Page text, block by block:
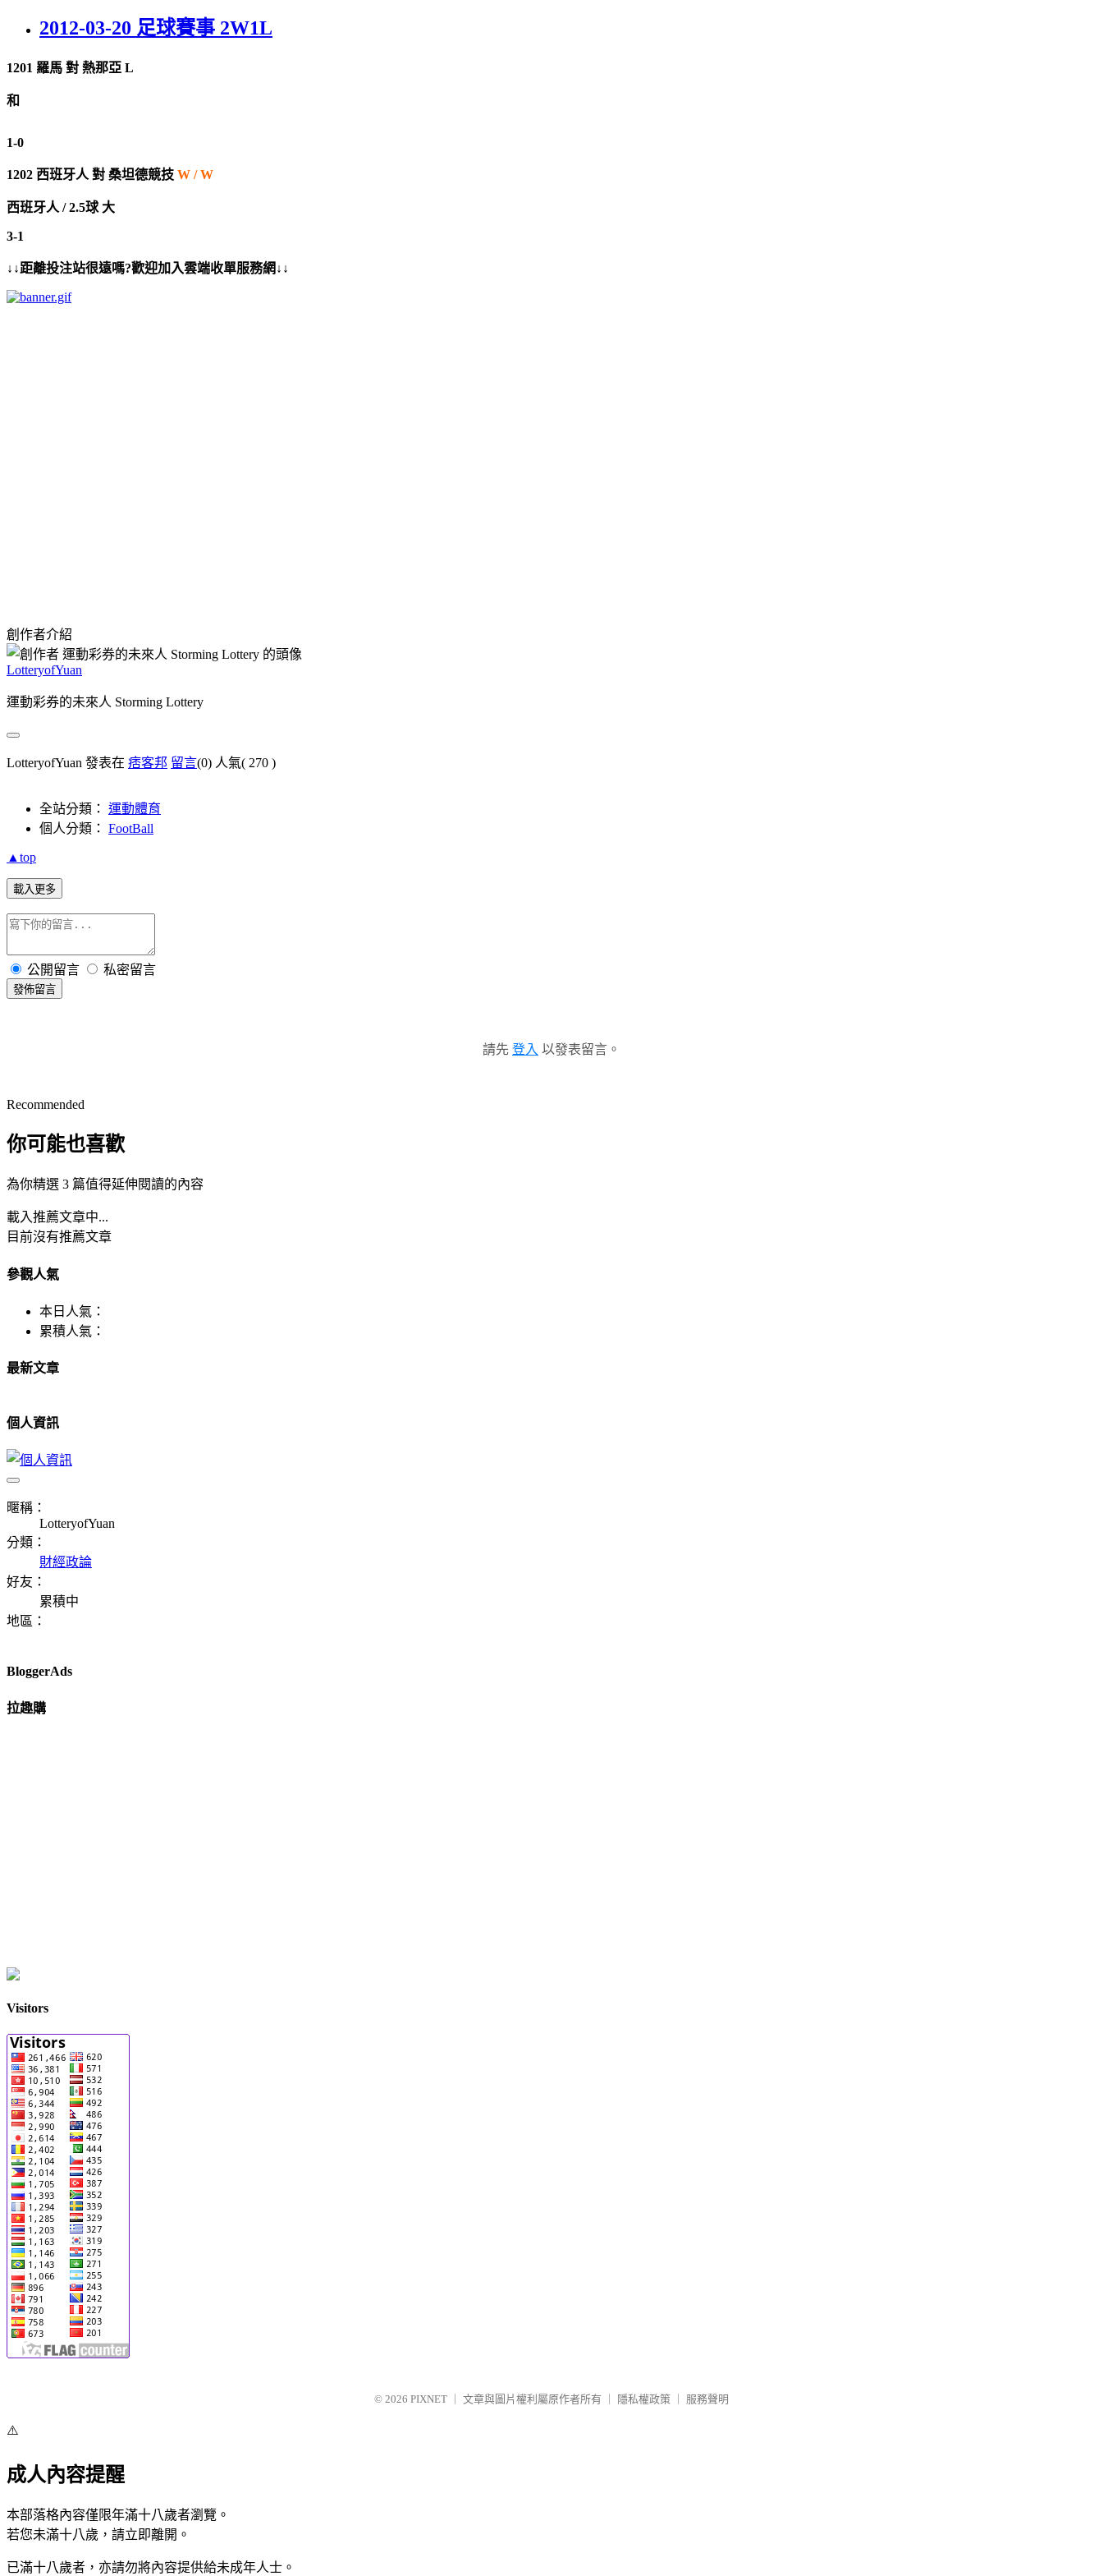
2012-03-20 足球賽事 2W1L
1201 羅馬 對 熱那亞 L
和
1-0
1202 西班牙人 對 桑坦德競技 W / W
西班牙人 / 2.5球 大
3-1
↓↓距離投注站很遠嗎?歡迎加入雲端收單服務網↓↓
創作者介紹
LotteryofYuan
運動彩券的未來人 Storming Lottery
LotteryofYuan 發表在 痞客邦 留言(0) 人氣( 270 )
全站分類： 運動體育
個人分類： FootBall
▲top
載入更多
公開留言 私密留言
發佈留言
請先 登入 以發表留言。
Recommended
你可能也喜歡
為你精選 3 篇值得延伸閱讀的內容
載入推薦文章中...
目前沒有推薦文章
參觀人氣
本日人氣：
累積人氣：
最新文章
個人資訊
暱稱：
LotteryofYuan
分類：
財經政論
好友：
累積中
地區：
BloggerAds
拉趣購
Visitors
© 2026 PIXNET 文章與圖片權利屬原作者所有 隱私權政策 服務聲明
⚠️
成人內容提醒
本部落格內容僅限年滿十八歲者瀏覽。
若您未滿十八歲，請立即離開。
已滿十八歲者，亦請勿將內容提供給未成年人士。